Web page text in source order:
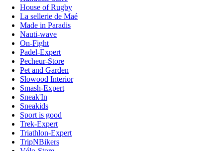
House of Rugby
La sellerie de Maé
Made in Paradis
Nauti-wave
On-Fight
Padel-Expert
Pecheur-Store
Pet and Garden
Slowood Interior
Smash-Expert
Sneak'In
Sneakids
Sport is good
Trek-Expert
Triathlon-Expert
TripNBikers